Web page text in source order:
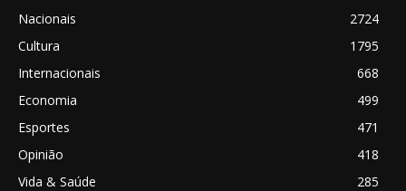
Nacionais
2724
Cultura
1795
Internacionais
668
Economia
499
Esportes
471
Opinião
418
Vida & Saúde
285